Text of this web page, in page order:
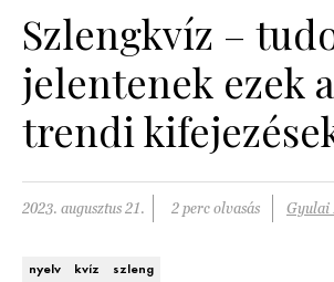
SZÉPSÉG
KULTÚRA
ÉLETMÓD
PÁRKAPCSOLAT
Szlengkvíz –
jelentenek ezek
trendi
2023. augusztus 21. 2 perc olvasás Gyulai
nyelv kvíz szleng